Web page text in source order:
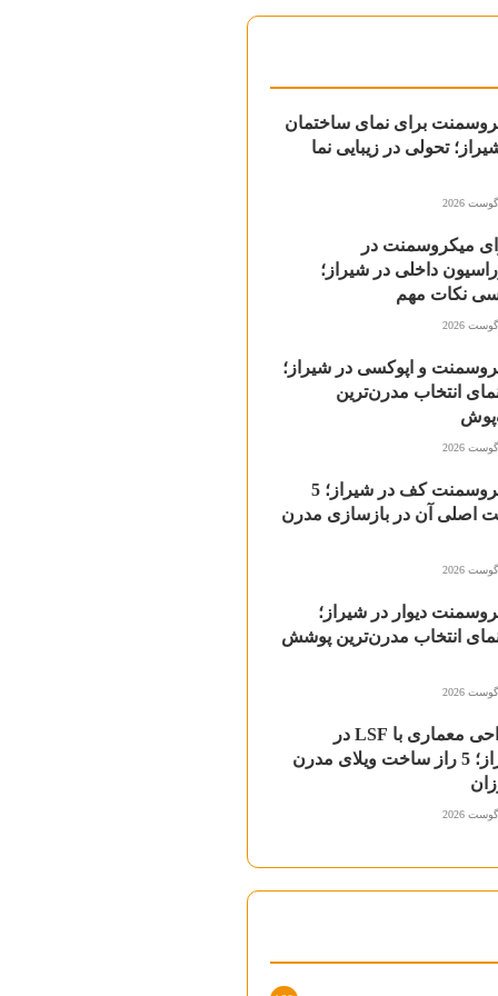
برای نمای ساختمان
تحولی در زیبایی نما
میکروسمنت در
داخلی در شیراز؛
نکات مهم
و اپوکسی در شیراز؛
انتخاب مدرن‌ترین
میکروسمنت کف در شیراز؛ 5
اصلی آن در بازسازی مدرن
دیوار در شیراز؛
انتخاب مدرن‌ترین پوشش
طراحی معماری با LSF در
شیراز؛ 5 راز ساخت ویلای مدرن